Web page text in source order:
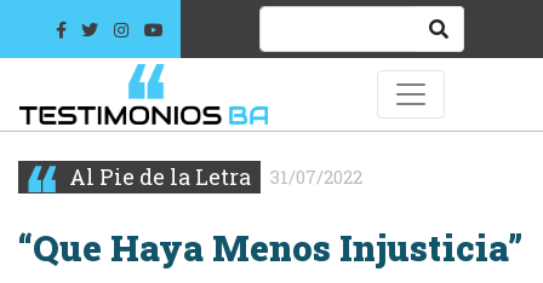
Al Pie de la Letra 31/07/2022
“Que Haya Menos Injusticia”